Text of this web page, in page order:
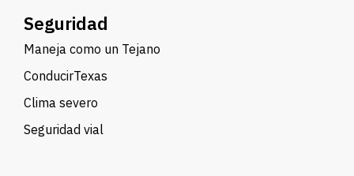
Seguridad
Maneja como un Tejano
ConducirTexas
Clima severo
Seguridad vial